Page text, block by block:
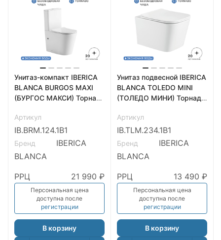
Унитаз-компакт IBERICA
BLANCA BURGOS MAXI
(БУРГОС МАКСИ) Торнадо
Артикул
IB.BRM.124.1B1
Бренд
IBERICA
BLANCA
РРЦ 21 990 ₽
Персональная цена
доступна после
регистрации
В корзину
Унитаз подвесной IBERICA
BLANCA TOLEDO MINI
(ТОЛЕДО МИНИ) Торнадо
Артикул
IB.TLM.234.1B1
Бренд
IBERICA
BLANCA
РРЦ 13 490 ₽
Персональная цена
доступна после
регистрации
В корзину